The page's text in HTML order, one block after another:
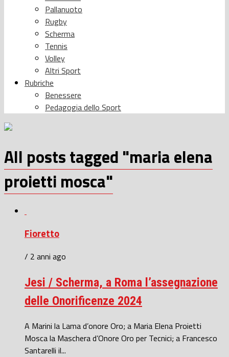
Pallanuoto
Rugby
Scherma
Tennis
Volley
Altri Sport
Rubriche
Benessere
Pedagogia dello Sport
All posts tagged "maria elena
proietti mosca"
Fioretto
/ 2 anni ago
Jesi / Scherma, a Roma l’assegnazione
delle Onorificenze 2024
A Marini la Lama d’onore Oro; a Maria Elena Proietti
Mosca la Maschera d’Onore Oro per Tecnici; a Francesco
Santarelli il...